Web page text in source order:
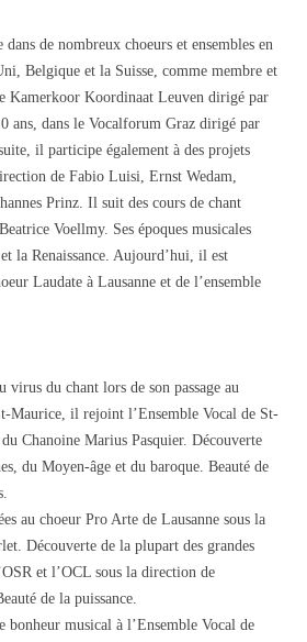
de nombreux choeurs et ensembles en
Belgique et la Suisse, comme membre et
Kamerkoor Koordinaat Leuven dirigé par
ans, dans le Vocalforum Graz dirigé par
il participe également à des projets
de Fabio Luisi, Ernst Wedam,
Prinz. Il suit des cours de chant
Voellmy. Ses époques musicales
la Renaissance. Aujourd’hui, il est
Laudate à Lausanne et de l’ensemble
virus du chant lors de son passage au
Maurice, il rejoint l’Ensemble Vocal de St-
Chanoine Marius Pasquier. Découverte
du Moyen-âge et du baroque. Beauté de
au choeur Pro Arte de Lausanne sous la
Découverte de la plupart des grandes
et l’OCL sous la direction de
de la puissance.
bonheur musical à l’Ensemble Vocal de